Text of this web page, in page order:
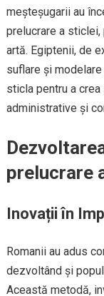
meșteșugarii au
prelucrare a
artă. Egiptenii, de
suflare și
sticla pentru a
administrative și
prelucrare
Inovații în
Romanii au adus
dezvoltând și
Această metodă,